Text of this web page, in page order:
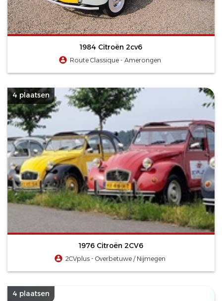
1984 Citroën 2cv6
Route Classique - Amerongen
4 plaatsen
1976 Citroën 2CV6
2CVplus - Overbetuwe / Nijmegen
4 plaatsen